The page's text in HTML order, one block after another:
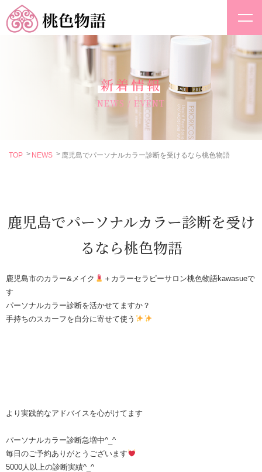
新着情報
NEWS / EVENT
TOP NEWS 鹿児島でパーソナルカラー診断を受けるなら桃色物語
鹿児島でパーソナルカラー診断を受け
るなら桃色物語
鹿児島市のカラー&メイク
＋カラーセラピーサロン桃色物語kawasueで
す
パーソナルカラー診断を活かせてますか？
手持ちのスカーフを自分に寄せて使う
より実践的なアドバイスを心がけてます
パーソナルカラー診断急増中^_^
毎日のご予約ありがとうございます
5000人以上の診断実績^_^